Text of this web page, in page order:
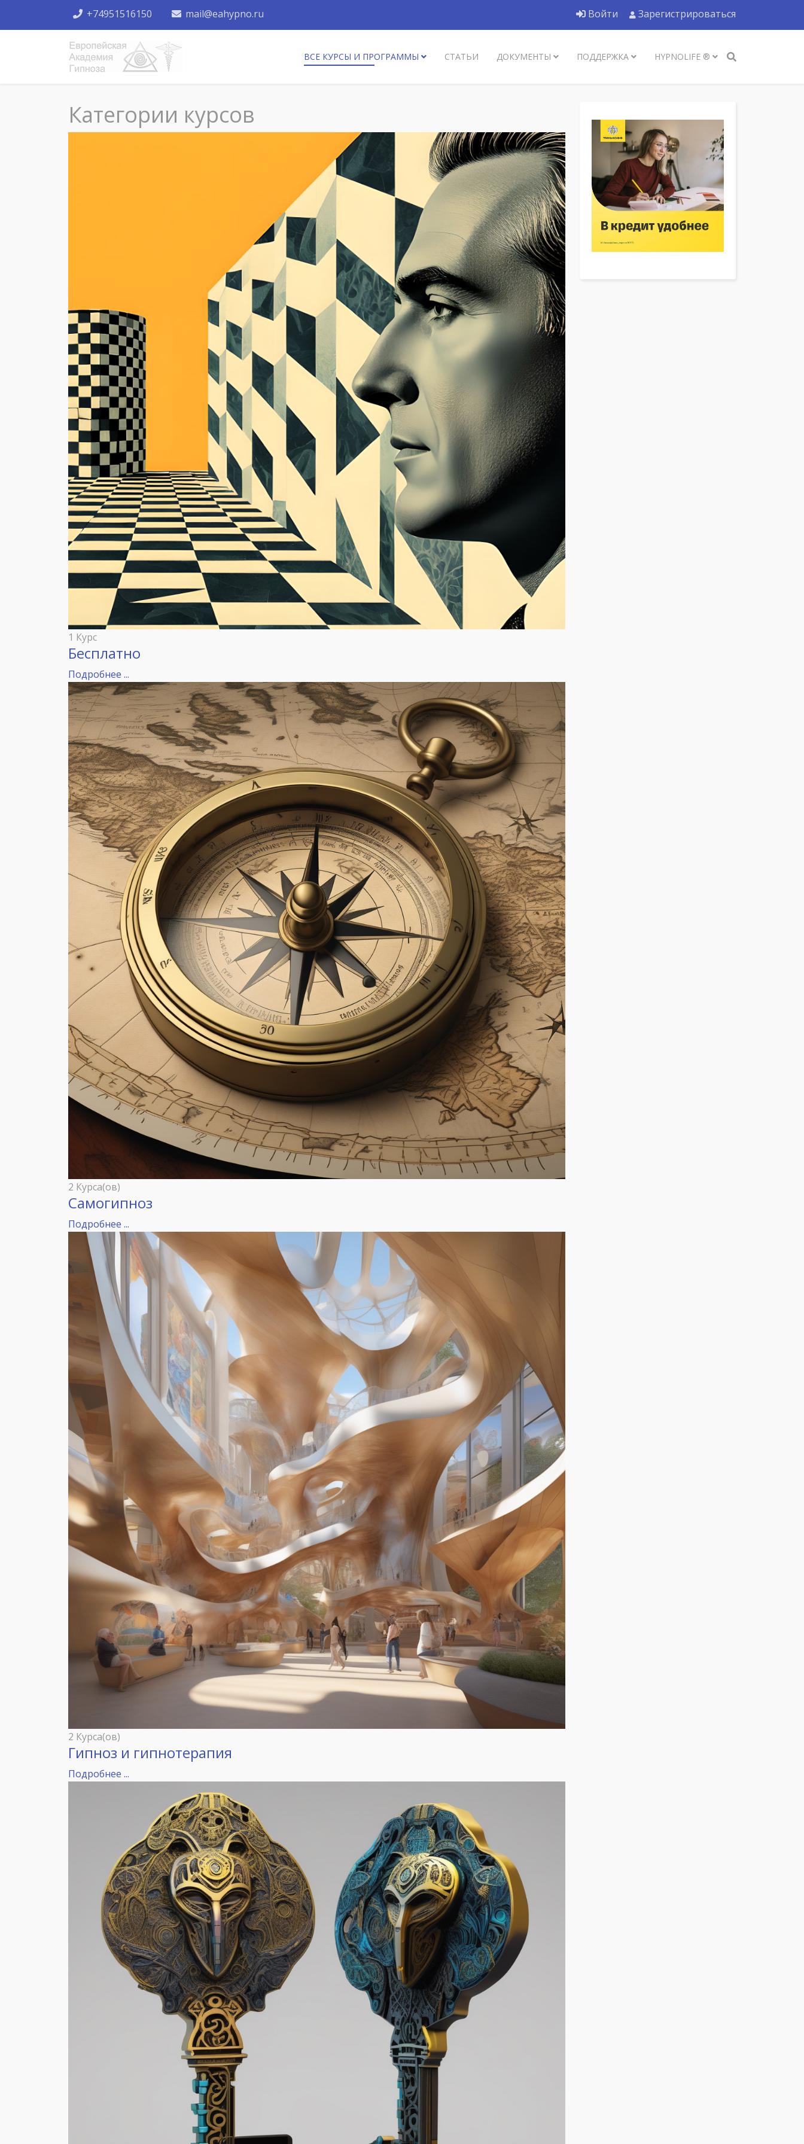
+74951516150 mail@eahypno.ru Войти Зарегистрироваться
ВСЕ КУРСЫ И ПРОГРАММЫ СТАТЬИ ДОКУМЕНТЫ ПОДДЕРЖКА HYPNOLIFE ®
Категории курсов
1 Курс
Бесплатно
Подробнее ...
2 Курса(ов)
Самогипноз
Подробнее ...
2 Курса(ов)
Гипноз и гипнотерапия
Подробнее ...